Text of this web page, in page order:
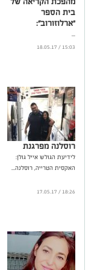
בית הספר
"ארלוזורוב":
...
15:03 / 18.05.17
רוסלנה מפרגנת
לידיעת הגולש אייל גולן:
האקסית הטרייה, רוסלנה...
18:26 / 17.05.17